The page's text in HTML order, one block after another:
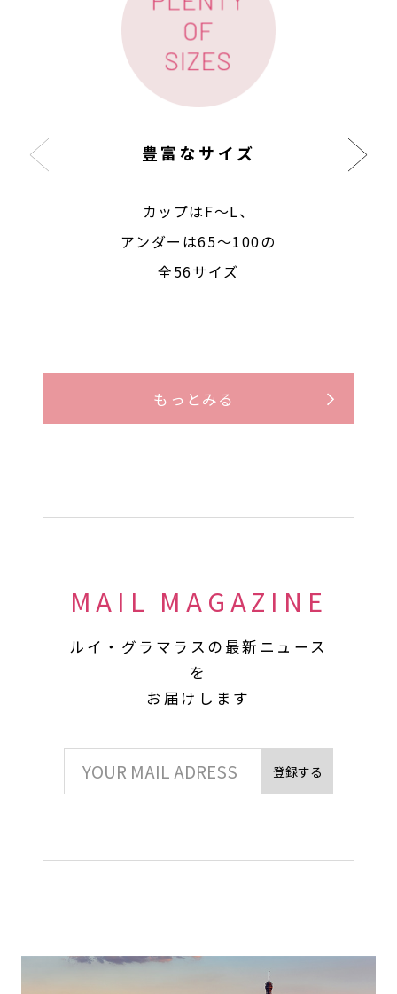
豊富なサイズ
カップはF〜L、
アンダーは65〜100の
全56サイズ
もっとみる
MAIL MAGAZINE
ルイ・グラマラスの最新ニュース
を
お届けします
登録する